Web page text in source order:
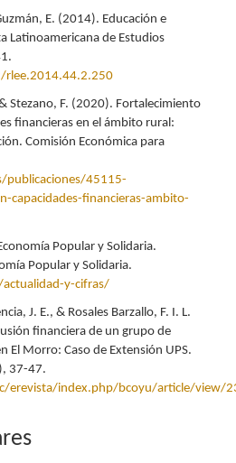
E. (2014). Educación e
Latinoamericana de Estudios
Stezano, F. (2020). Fortalecimiento
financieras en el ámbito rural:
Comisión Económica para
45115-
capacidades-financieras-ambito-
Popular y Solidaria.
Popular y Solidaria.
y-cifras/
J. E., & Rosales Barzallo, F. I. L.
financiera de un grupo de
El Morro: Caso de Extensión UPS.
37-47.
erevista/index.php/bcoyu/article/view/